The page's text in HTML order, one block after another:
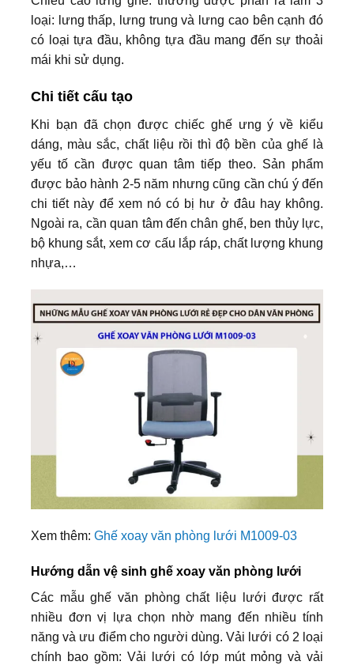
loại: lưng thấp, lưng trung và lưng cao bên cạnh đó
có loại tựa đầu, không tựa đầu mang đến sự thoải
mái khi sử dụng.
Chi tiết cấu tạo
Khi bạn đã chọn được chiếc ghế ưng ý về kiểu
dáng, màu sắc, chất liệu rồi thì độ bền của ghế là
yếu tố cần được quan tâm tiếp theo. Sản phẩm
được bảo hành 2-5 năm nhưng cũng cần chú ý đến
chi tiết này để xem nó có bị hư ở đâu hay không.
Ngoài ra, cần quan tâm đến chân ghế, ben thủy lực,
bộ khung sắt, xem cơ cấu lắp ráp, chất lượng khung
nhựa,…
Xem thêm: Ghế xoay văn phòng lưới M1009-03
Hướng dẫn vệ sinh ghế xoay văn phòng lưới
Các mẫu ghế văn phòng chất liệu lưới được rất
nhiều đơn vị lựa chọn nhờ mang đến nhiều tính
năng và ưu điểm cho người dùng. Vải lưới có 2 loại
chính bao gồm: Vải lưới có lớp mút mỏng và vải